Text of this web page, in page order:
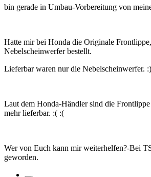
bin gerade in Umbau-Vorbereitung von
Hatte mir bei Honda die Originale
Nebelscheinwerfer bestellt.
Lieferbar waren nur die Nebelscheinwerfer.
Laut dem Honda-Händler sind die
mehr lieferbar. :( :(
Wer von Euch kann mir weiterhelfen?-Bei
geworden.